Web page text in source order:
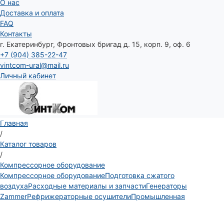
О нас
Доставка и оплата
FAQ
Контакты
г. Екатеринбург, Фронтовых бригад д. 15, корп. 9, оф. 6
+7 (904) 385-22-47
vintcom-ural@mail.ru
Личный кабинет
Главная
/
Каталог товаров
/
Компрессорное оборудование
Компрессорное оборудованиеПодготовка сжатого
воздухаРасходные материалы и запчастиГенераторы
ZammerРефрижераторные осушителиПромышленная